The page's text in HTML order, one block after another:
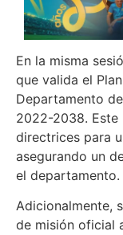
En la misma
que valida el
Departamento
2022-2038.
directrices para
asegurando un
el departamento.
Adicionalmente,
de misión oficial